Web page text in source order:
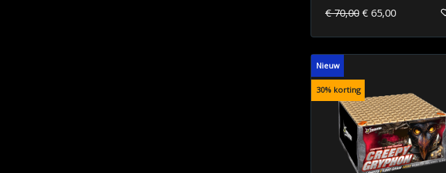
€ 70,00 € 65,00
Nieuw
30% korting